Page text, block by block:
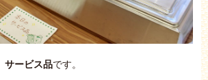
サービス品です。